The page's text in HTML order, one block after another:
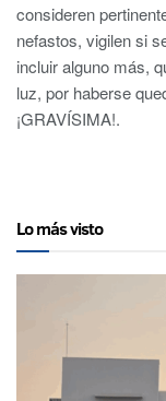
consideren
nefastos, vigilen si
incluir alguno más,
luz, por haberse
¡GRAVÍSIMA!.
Lo más visto